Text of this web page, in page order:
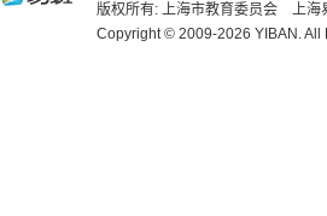
版权所有: 上海市教育委员会 上海
Copyright © 2009-2026 YIBAN.